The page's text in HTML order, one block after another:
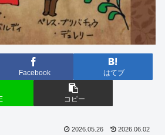
Facebook はてブ
コピー
2026.05.26 2026.06.02